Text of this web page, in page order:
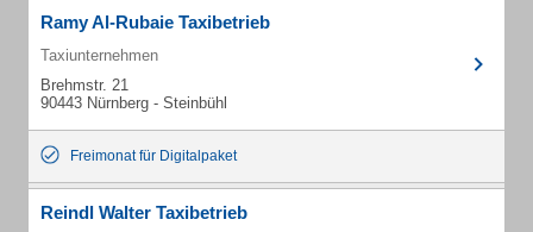
Ramy Al-Rubaie Taxibetrieb
Taxiunternehmen
Brehmstr. 21
90443 Nürnberg - Steinbühl
Freimonat für Digitalpaket
Reindl Walter Taxibetrieb